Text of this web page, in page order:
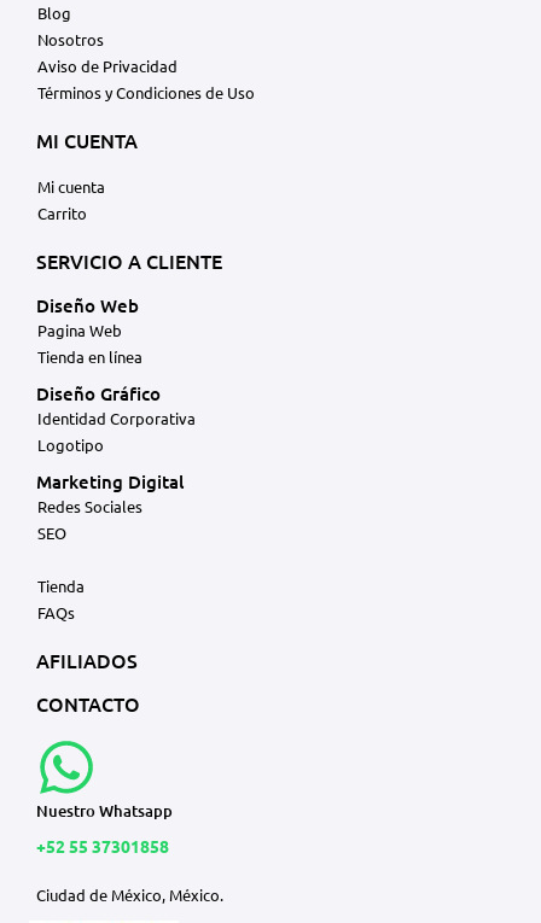
Blog
Nosotros
Aviso de Privacidad
Términos y Condiciones de Uso
MI CUENTA
Mi cuenta
Carrito
SERVICIO A CLIENTE
Diseño Web
Pagina Web
Tienda en línea
Diseño Gráfico
Identidad Corporativa
Logotipo
Marketing Digital
Redes Sociales
SEO
Tienda
FAQs
AFILIADOS
CONTACTO
Nuestro Whatsapp
+52 55 37301858
Ciudad de México, México.